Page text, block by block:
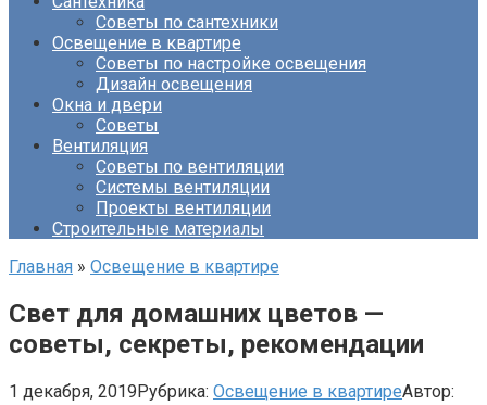
Советы по сантехники
Освещение в квартире
Советы по настройке освещения
Дизайн освещения
Окна и двери
Советы
Вентиляция
Советы по вентиляции
Системы вентиляции
Проекты вентиляции
Строительные материалы
Главная » Освещение в квартире
Свет для домашних цветов —
советы, секреты, рекомендации
1 декабря, 2019Рубрика: Освещение в квартиреАвтор: